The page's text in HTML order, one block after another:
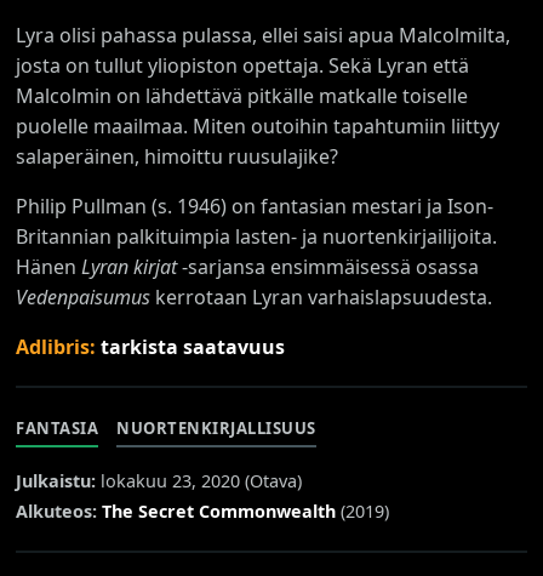
Lyra olisi pahassa pulassa, ellei saisi apua Malcolmilta,
josta on tullut yliopiston opettaja. Sekä Lyran että
Malcolmin on lähdettävä pitkälle matkalle toiselle
puolelle maailmaa. Miten outoihin tapahtumiin liittyy
salaperäinen, himoittu ruusulajike?
Philip Pullman (s. 1946) on fantasian mestari ja Ison-
Britannian palkituimpia lasten- ja nuortenkirjailijoita.
HänenLyran kirjat-sarjansa ensimmäisessä osassa
Vedenpaisumus kerrotaan Lyran varhaislapsuudesta.
Adlibris:tarkista saatavuus
FANTASIA NUORTENKIRJALLISUUS
Julkaistu: lokakuu 23, 2020 (Otava)
Alkuteos: The Secret Commonwealth (2019)